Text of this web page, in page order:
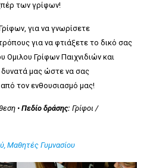
των γρίφων!
για να γνωρίσετε
για να φτιάξετε το δικό σας
Ομιλου Γρίφων Παιχνιδιών και
μας ώστε να σας
τον ενθουσιασμό μας!
•Πεδίο δράσης:Γρίφοι /
Μαθητές Γυμνασίου